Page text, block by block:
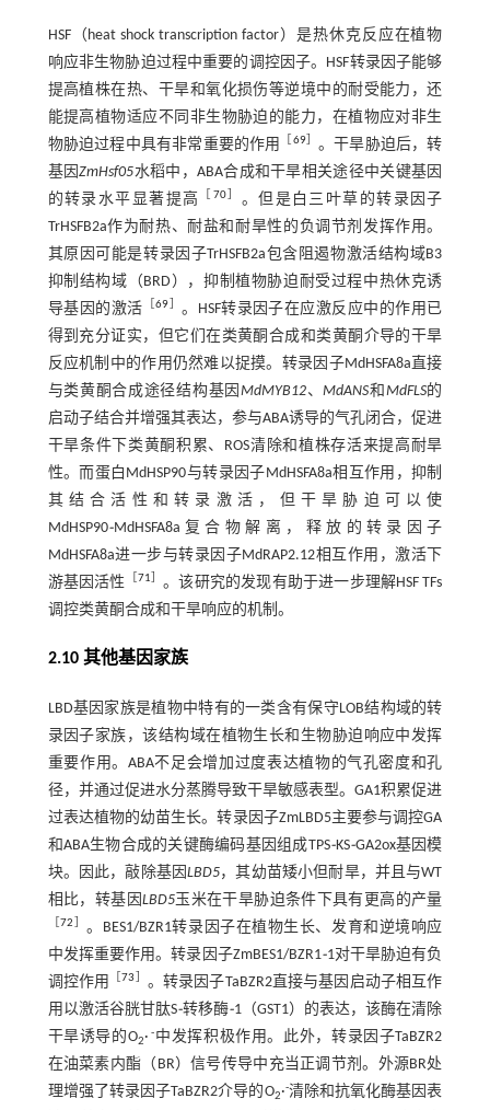
HSF（heat shock transcription factor）是热休克反应在植物
响应非生物胁迫过程中重要的调控因子。HSF转录因子能够
提高植株在热、干旱和氧化损伤等逆境中的耐受能力，还
能提高植物适应不同非生物胁迫的能力，在植物应对非生
物胁迫过程中具有非常重要的作用
69］ 。干旱胁迫后，转
基因ZmHsf05水稻中，ABA合成和干旱相关途径中关键基因
的转录水平显著提高
70］ 。但是白三叶草的转录因子
TrHSFB2a作为耐热、耐盐和耐旱性的负调节剂发挥作用。
其原因可能是转录因子TrHSFB2a包含阻遏物激活结构域B3
抑制结构域（BRD），抑制植物胁迫耐受过程中热休克诱
导基因的激活 ［69
。HSF转录因子在应激反应中的作用已
得到充分证实，但它们在类黄酮合成和类黄酮介导的干旱
反应机制中的作用仍然难以捉摸。转录因子MdHSFA8a直接
与类黄酮合成途径结构基因 MdMYB12、MdANS和 MdFLS的
启动子结合并增强其表达，参与ABA诱导的气孔闭合，促进
干旱条件下类黄酮积累、ROS清除和植株存活来提高耐旱
性。而蛋白MdHSP90与转录因子MdHSFA8a相互作用，抑制
其结合活性和转录激活，但干旱胁迫可以使
MdHSP90⁃MdHSFA8a复合物解离，释放的转录因子
MdHSFA8a进一步与转录因子MdRAP2.12相互作用，激活下
游基因活性
71
。该研究的发现有助于进一步理解HSF TFs
调控类黄酮合成和干旱响应的机制。
2.10 其他基因家族
LBD基因家族是植物中特有的一类含有保守LOB结构域的转
录因子家族，该结构域在植物生长和生物胁迫响应中发挥
重要作用。ABA不足会增加过度表达植物的气孔密度和孔
径，并通过促进水分蒸腾导致干旱敏感表型。GA1积累促进
过表达植物的幼苗生长。转录因子ZmLBD5主要参与调控GA
和ABA生物合成的关键酶编码基因组成TPS⁃KS⁃GA2ox基因模
块。因此，敲除基因LBD5，其幼苗矮小但耐旱，并且与WT
相比，转基因LBD5玉米在干旱胁迫条件下具有更高的产量
［72
。BES1/BZR1转录因子在植物生长、发育和逆境响应
中发挥重要作用。转录因子ZmBES1/BZR1⁃1对干旱胁迫有负
调控作用
［73
。转录因子TaBZR2直接与基因启动子相互作
用以激活谷胱甘肽S⁃转移酶⁃1（GST1）的表达，该酶在清除
干旱诱导的O2· -中发挥积极作用。此外，转录因子TaBZR2
在油菜素内酯（BR）信号传导中充当正调节剂。外源BR处
理增强了转录因子TaBZR2介导的O2·-清除和抗氧化酶基因表